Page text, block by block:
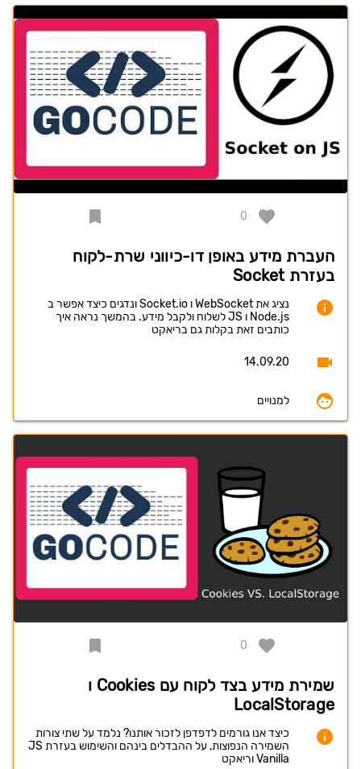
0
העברת מידע באופן דו-כיווני שרת-לקוח
בעזרת Socket
נציג את WebSocket ו Socket.io ונדגים כיצד אפשר ב
Node.js ו JS לשלוח ולקבל מידע. בהמשך נראה איך
כותבים זאת בקלות גם בריאקט
14.09.20
למנויים
0
שמירת מידע בצד לקוח עם Cookies ו
LocalStorage
כיצד אנו גורמים לדפדפן לזכור אותנו? נלמד על שתי צורות
השמירה הנפוצות, על ההבדלים בינהם והשימוש בעזרת JS
Vanilla וריאקט